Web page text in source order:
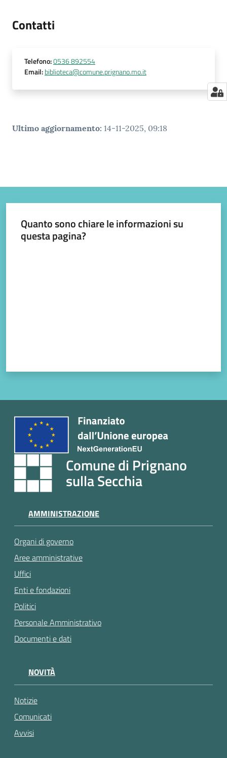
Contatti
Telefono:0536 892554
Email:biblioteca@comune.prignano.mo.it
Ultimo aggiornamento: 14-11-2025, 09:18
Quanto sono chiare le informazioni su
questa pagina?
Comune di Prignano
sulla Secchia
AMMINISTRAZIONE
Organi di governo
Aree amministrative
Uffici
Enti e fondazioni
Politici
Personale Amministrativo
Documenti e dati
NOVITÀ
Notizie
Comunicati
Avvisi